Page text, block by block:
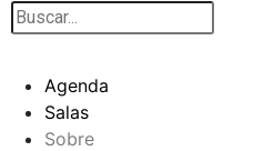
Agenda
Salas
Sobre